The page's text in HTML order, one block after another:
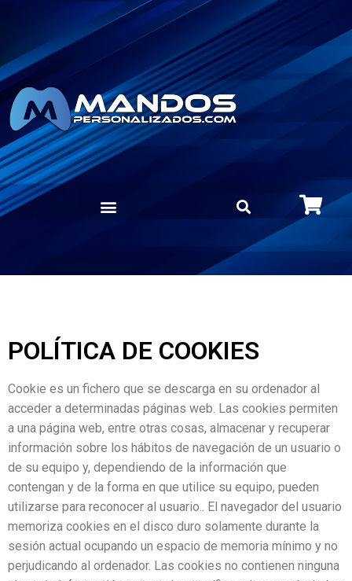
POLÍTICA DE COOKIES
Cookie es un fichero que se descarga en su ordenador al
acceder a determinadas páginas web. Las cookies permiten
a una página web, entre otras cosas, almacenar y recuperar
información sobre los hábitos de navegación de un usuario o
de su equipo y, dependiendo de la información que
contengan y de la forma en que utilice su equipo, pueden
utilizarse para reconocer al usuario.. El navegador del usuario
memoriza cookies en el disco duro solamente durante la
sesión actual ocupando un espacio de memoria mínimo y no
perjudicando al ordenador. Las cookies no contienen ninguna